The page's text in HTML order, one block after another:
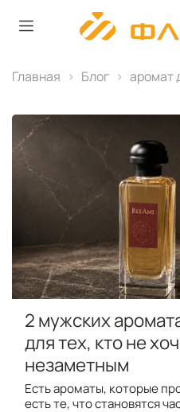
Главная Блог аромат
2 мужских
для тех, кто не
незаметным
Есть ароматы, которые
есть те, что становятся